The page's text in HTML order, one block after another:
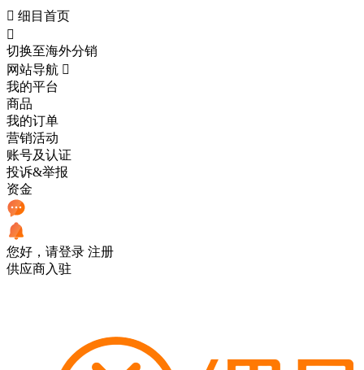
 细目首页

切换至海外分销
网站导航 
我的平台
商品
我的订单
营销活动
账号及认证
投诉&举报
资金
您好，请登录 注册
供应商入驻